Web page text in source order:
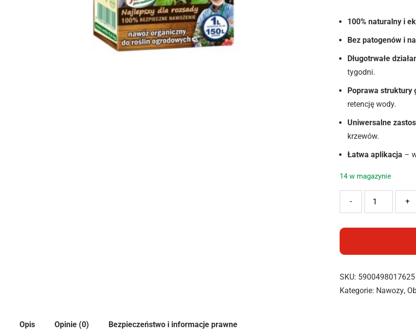
100% naturalny i
Bez patogenów i
Długotrwałe
tygodni.
Poprawa struktury
retencję wody.
Uniwersalne
krzewów.
Łatwa aplikacja –
14 w magazynie
+
-
SKU: 5900498017625
Kategorie: Nawozy,
Opis Opinie (0) Bezpieczeństwo i informacje prawne